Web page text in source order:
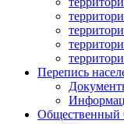
Перепись
Общественный